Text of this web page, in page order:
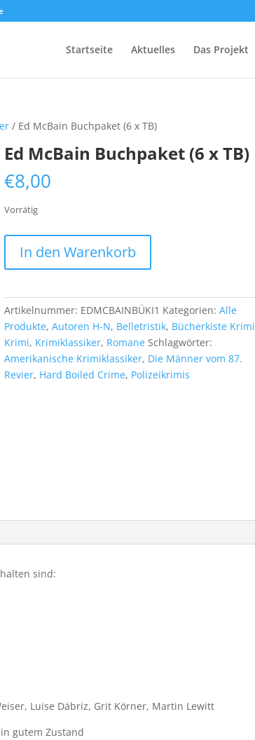
Startseite Aktuelles Das Projekt
/ Ed McBain Buchpaket (6 x TB)
Ed McBain Buchpaket (6 x TB)
€8,00
Vorrätig
McBain
Buchpaket
x
TB)
Menge
In den Warenkorb
Artikelnummer: EDMCBAINBÜKI1 Kategorien:Alle
Produkte,Autoren H-N, Belletristik, Bücherkiste Krimi
Krimi, Krimiklassiker, Romane Schlagwörter:
Amerikanische Krimiklassiker, Die Männer vom 87.
Revier, Hard Boiled Crime, Polizeikrimis
sind:
Luise Däbriz, Grit Körner, Martin Lewitt
gutem Zustand